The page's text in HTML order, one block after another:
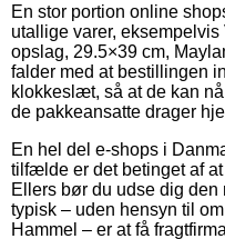
En stor portion online
utallige varer,
opslag, 29.5×39 cm,
falder med at bestillingen
klokkeslæt, så at de kan
de pakkeansatte drager
En hel del e-shops i
tilfælde er det betinget af
Ellers bør du udse dig
typisk – uden hensyn til
Hammel – er at få